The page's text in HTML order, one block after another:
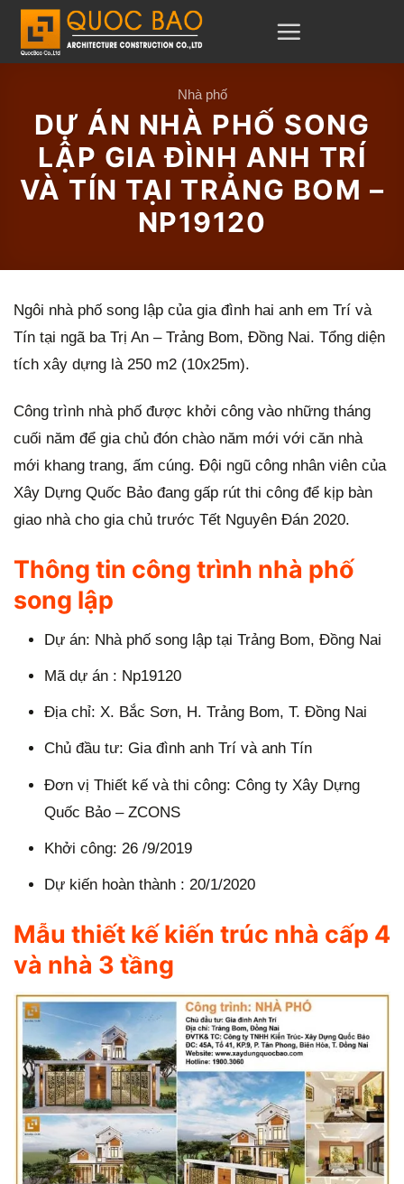
u
Nhà phố
DỰ ÁN NHÀ PHỐ SONG
LẬP GIA ĐÌNH ANH TRÍ
VÀ TÍN TẠI TRẢNG BOM –
NP19120
Ngôi nhà phố song lập của gia đình hai anh em Trí và
Tín tại ngã ba Trị An – Trảng Bom, Đồng Nai. Tổng diện
tích xây dựng là 250 m2 (10x25m).
Công trình nhà phố được khởi công vào những tháng
cuối năm để gia chủ đón chào năm mới với căn nhà
mới khang trang, ấm cúng. Đội ngũ công nhân viên của
Xây Dựng Quốc Bảo đang gấp rút thi công để kịp bàn
giao nhà cho gia chủ trước Tết Nguyên Đán 2020.
Thông tin công trình nhà phố
song lập
Dự án: Nhà phố song lập tại Trảng Bom, Đồng Nai
Mã dự án : Np19120
Địa chỉ: X. Bắc Sơn, H. Trảng Bom, T. Đồng Nai
Chủ đầu tư: Gia đình anh Trí và anh Tín
Đơn vị Thiết kế và thi công: Công ty Xây Dựng
Quốc Bảo – ZCONS
Khởi công: 26 /9/2019
Dự kiến hoàn thành : 20/1/2020
Mẫu thiết kế kiến trúc nhà cấp 4
và nhà 3 tầng